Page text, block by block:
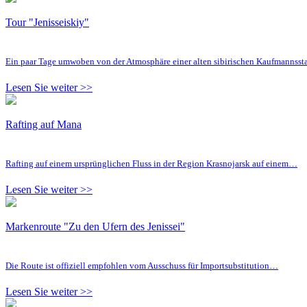
Tour "Jenisseiskiy"
Ein paar Tage umwoben von der Atmosphäre einer alten sibirischen
Lesen Sie weiter >>
Rafting auf Mana
Rafting auf einem ursprünglichen Fluss in der Region Krasnojarsk auf einem…
Lesen Sie weiter >>
Markenroute "Zu den Ufern des Jenissei"
Die Route ist offiziell empfohlen vom Ausschuss für Importsubstitution…
Lesen Sie weiter >>